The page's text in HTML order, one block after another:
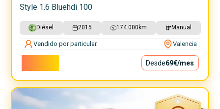
Style 1.6 Bluehdi 100
Diésel 2015 174.000 km Manual
Vendido por particular Valencia
Desde69€/mes